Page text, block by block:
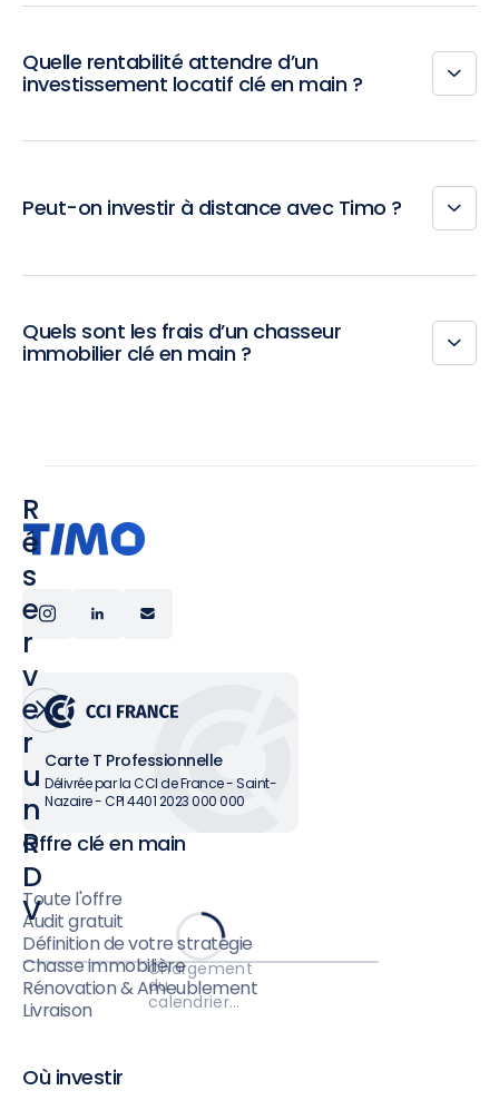
Quelle rentabilité attendre d’un
investissement locatif clé en main ?
Peut-on investir à distance avec Timo ?
Quels sont les frais d’un chasseur
immobilier clé en main ?
R
é
s
e
r
v
e
r
u
n
R
D
V
Chargement
du
calendrier…
Carte T Professionnelle
Délivrée par la CCI de France - Saint-
Nazaire - CPI 4401 2023 000 000
Offre clé en main
Toute l'offre
Audit gratuit
Définition de votre stratégie
Chasse immobilière
Rénovation & Ameublement
Livraison
Où investir